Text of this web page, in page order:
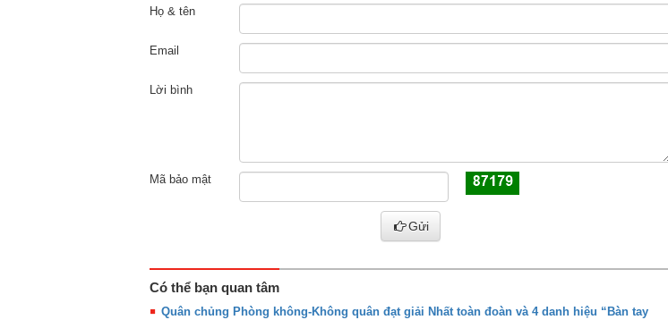
Họ & tên
Email
Lời bình
Mã bảo mật
Gửi
Có thể bạn quan tâm
Quân chủng Phòng không-Không quân đạt giải Nhất toàn đoàn và 4 danh hiệu “Bàn tay